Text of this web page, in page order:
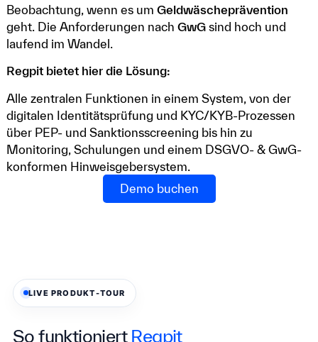
Beobachtung, wenn es um Geldwäscheprävention
geht. Die Anforderungen nach GwGsind hoch und
laufend im Wandel.
Regpit bietet hier die Lösung:
Alle zentralen Funktionen in einem System, von der
digitalen Identitätsprüfung und KYC/KYB-Prozessen
über PEP- und Sanktionsscreening bis hin zu
Monitoring, Schulungen und einem DSGVO- & GwG-
konformen Hinweisgebersystem.
Demo buchen
LIVE PRODUKT-TOUR
So funktioniert Regpit